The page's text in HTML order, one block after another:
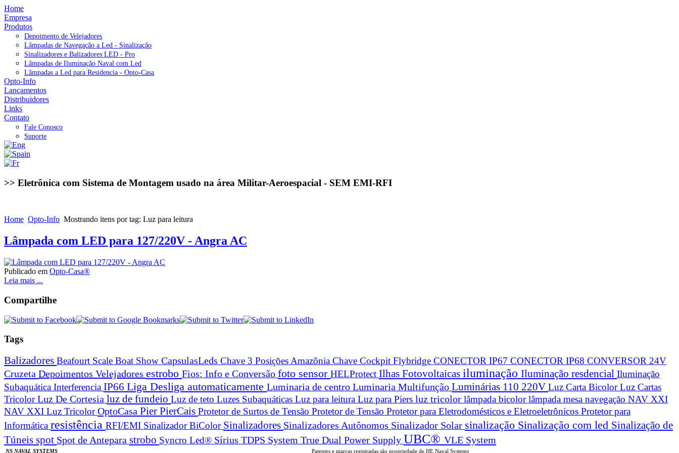
Home
Empresa
Produtos
Depoimento de Velejadores
Lâmpadas de Navegação a Led - Sinalização
Sinalizadores e Balizadores LED - Pro
Lâmpadas de Iluminação Naval com Led
Lâmpadas a Led para Residencia - Opto-Casa
Opto-Info
Lançamentos
Distribuidores
Links
Contato
Fale Conosco
Suporte
>> Eletrônica com Sistema de Montagem usado na área Militar-Aeroespacial - SEM EMI-RFI
Home Opto-Info Mostrando itens por tag: Luz para leitura
Lâmpada com LED para 127/220V - Angra AC
Publicado em Opto-Casa®
Leia mais ...
Compartilhe
Tags
Balizadores Beafourt Scale Boat Show CapsulasLeds Chave 3 Posições Amazônia Chave Cockpit Flybridge CONECTOR IP67 CONECTOR IP68 CONVERSOR 24V
Cruzeta Depoimentos Velejadores estrobo Fios: Info e Conversão foto sensor HELProtect Ilhas Fotovoltaicas iluminação Iluminação resdencial Iluminação
Subaquática Interferencia IP66 Liga Desliga automaticamente Luminaria de centro Luminaria Multifunção Luminárias 110 220V Luz Carta BicolorLuz Cartas
TricolorLuz De Cortesia luz de fundeio Luz de teto Luzes Subaquáticas Luz para leitura Luz para Piers luz tricolor lâmpada bicolorlâmpada mesa navegação NAV XXI
NAV XXI Luz TricolorOptoCasa Pier PierCais Protetor de Surtos de Tensão Protetor de Tensão Protetor para Eletrodomésticos e Eletroeletrônicos Protetor para
Informática resistência RFI/EMI Sinalizador BiColor Sinalizadores Sinalizadores Autônomos Sinalizador Solar sinalização Sinalização com led Sinalização de
Túneis spot Spot de Antepara strobo Syncro Led® Sírius TDPS System True Dual Power Supply UBC® VLE System
NS NAVAL SYSTEMS Patentes e marcas registradas são propriedade de HE Naval Systems